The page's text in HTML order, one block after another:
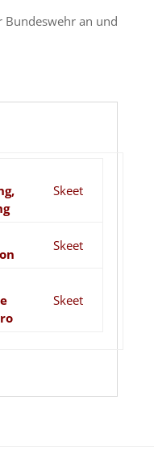
Bundeswehr an und
Skeet
Skeet
Skeet